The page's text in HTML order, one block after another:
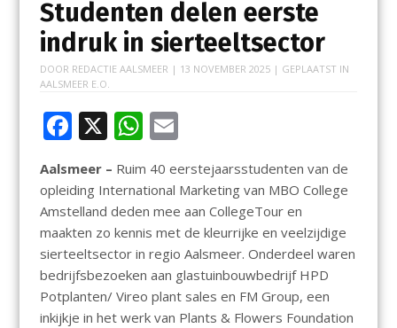
Studenten delen eerste
indruk in sierteeltsector
DOOR REDACTIE AALSMEER | 13 NOVEMBER 2025| GEPLAATST IN
AALSMEER E.O.
F
e
b
o
o
k
X W
at
s
A
p
p
E
ai
l
Aalsmeer – Ruim 40 eerstejaarsstudenten van de
opleiding International Marketing van MBO College
Amstelland deden mee aan CollegeTour en
maakten zo kennis met de kleurrijke en veelzijdige
sierteeltsector in regio Aalsmeer. Onderdeel waren
bedrijfsbezoeken aan glastuinbouwbedrijf HPD
Potplanten/ Vireo plant sales en FM Group, een
inkijkje in het werk van Plants & Flowers Foundation